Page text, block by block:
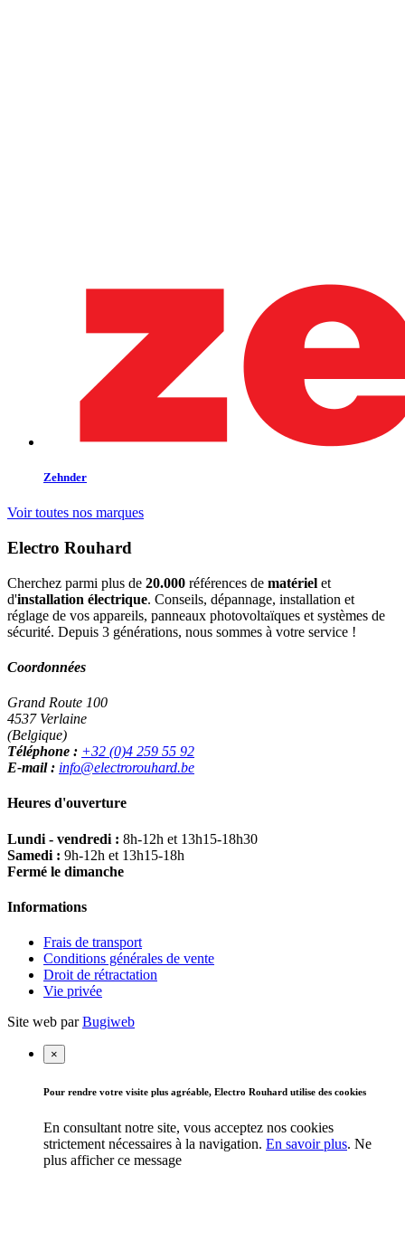
Zehnder
Voir toutes nos marques
Electro Rouhard
Cherchez parmi plus de 20.000 références de matériel et
d'installation électrique. Conseils, dépannage, installation et
réglage de vos appareils, panneaux photovoltaïques et systèmes de
sécurité. Depuis 3 générations, nous sommes à votre service !
Coordonnées
Grand Route 100
4537 Verlaine
(Belgique)
Téléphone : +32 (0)4 259 55 92
E-mail : info@electrorouhard.be
Heures d'ouverture
Lundi - vendredi : 8h-12h et 13h15-18h30
Samedi : 9h-12h et 13h15-18h
Fermé le dimanche
Informations
Frais de transport
Conditions générales de vente
Droit de rétractation
Vie privée
Site web parBugiweb
×
Pour rendre votre visite plus agréable, Electro Rouhard utilise des cookies
En consultant notre site, vous acceptez nos cookies
strictement nécessaires à la navigation. En savoir plus. Ne
plus afficher ce message